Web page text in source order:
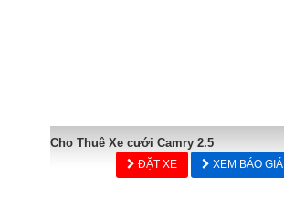
Cho Thuê Xe cưới Camry 2.5
ĐẶT XE XEM BÁO GIÁ